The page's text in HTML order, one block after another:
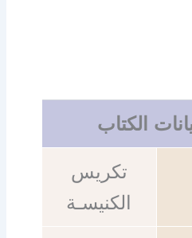
الكتاب
تكريس
الكنيسـة